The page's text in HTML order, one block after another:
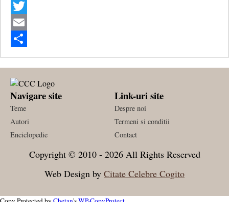
Facebook
Twitter
Email
Share
Navigare site
Teme
Autori
Enciclopedie
Link-uri site
Despre noi
Termeni si conditii
Contact
Copyright © 2010 - 2026 All Rights Reserved
Web Design by Citate Celebre Cogito